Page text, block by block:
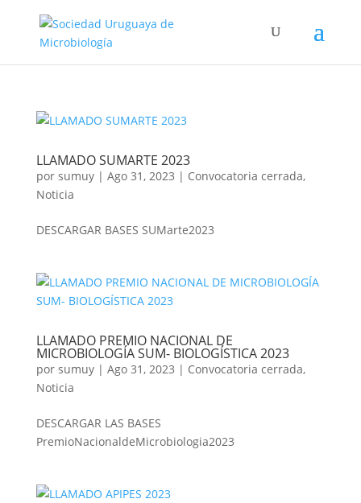
LLAMADO SUMARTE 2023
por sumuy| Ago 31, 2023 | Convocatoria cerrada,
Noticia
DESCARGAR BASES SUMarte2023
LLAMADO PREMIO NACIONAL DE
MICROBIOLOGÍA SUM- BIOLOGÍSTICA 2023
por sumuy| Ago 31, 2023 | Convocatoria cerrada,
Noticia
DESCARGAR LAS BASES
PremioNacionaldeMicrobiologia2023